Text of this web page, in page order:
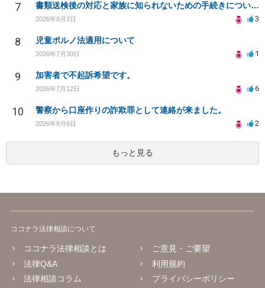
7 書類送検後の対応と家族に知られないための手続きについて相談
2026年8月2日 3
8 児童ポルノ法適用について
2026年7月30日 1
9 加害者で不起訴希望です。
2026年7月12日 6
10 警察から口座作りの詐欺罪として連絡が来ました。
2026年8月6日 2
もっと見る
ココナラ法律相談について
ココナラ法律相談とは
法律Q&A
法律相談コラム
ご意見・ご要望
利用規約
プライバシーポリシー